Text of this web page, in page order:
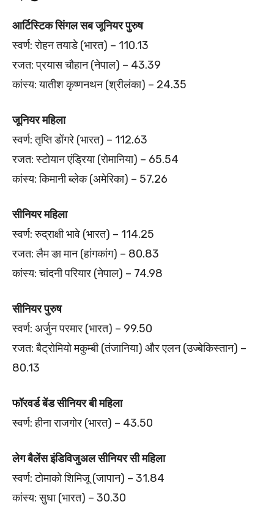
आर्टिस्टिक सिंगल सब जूनियर पुरुष
स्वर्ण: रोहन तयाडे (भारत) – 110.13
रजत: प्रयास चौहान (नेपाल) – 43.39
कांस्य: यातीश कृष्णनथन (श्रीलंका) – 24.35
जूनियर महिला
स्वर्ण: तृप्ति डोंगरे (भारत) – 112.63
रजत: स्टोयान एंड्रिया (रोमानिया) – 65.54
कांस्य: किमानी ब्लेक (अमेरिका) – 57.26
सीनियर महिला
स्वर्ण: रुद्राक्षी भावे (भारत) – 114.25
रजत: लैम ङा मान (हांगकांग) – 80.83
कांस्य: चांदनी परियार (नेपाल) – 74.98
सीनियर पुरुष
स्वर्ण: अर्जुन परमार (भारत) – 99.50
रजत: बैट्रोमियो मकुम्बी (तंजानिया) और एलन (उज्बेकिस्तान) –
80.13
फॉरवर्ड बेंड सीनियर बी महिला
स्वर्ण: हीना राजगोर (भारत) – 43.50
लेग बैलेंस इंडिविजुअल सीनियर सी महिला
स्वर्ण: टोमाको शिमिजू (जापान) – 31.84
कांस्य: सुधा (भारत) – 30.30